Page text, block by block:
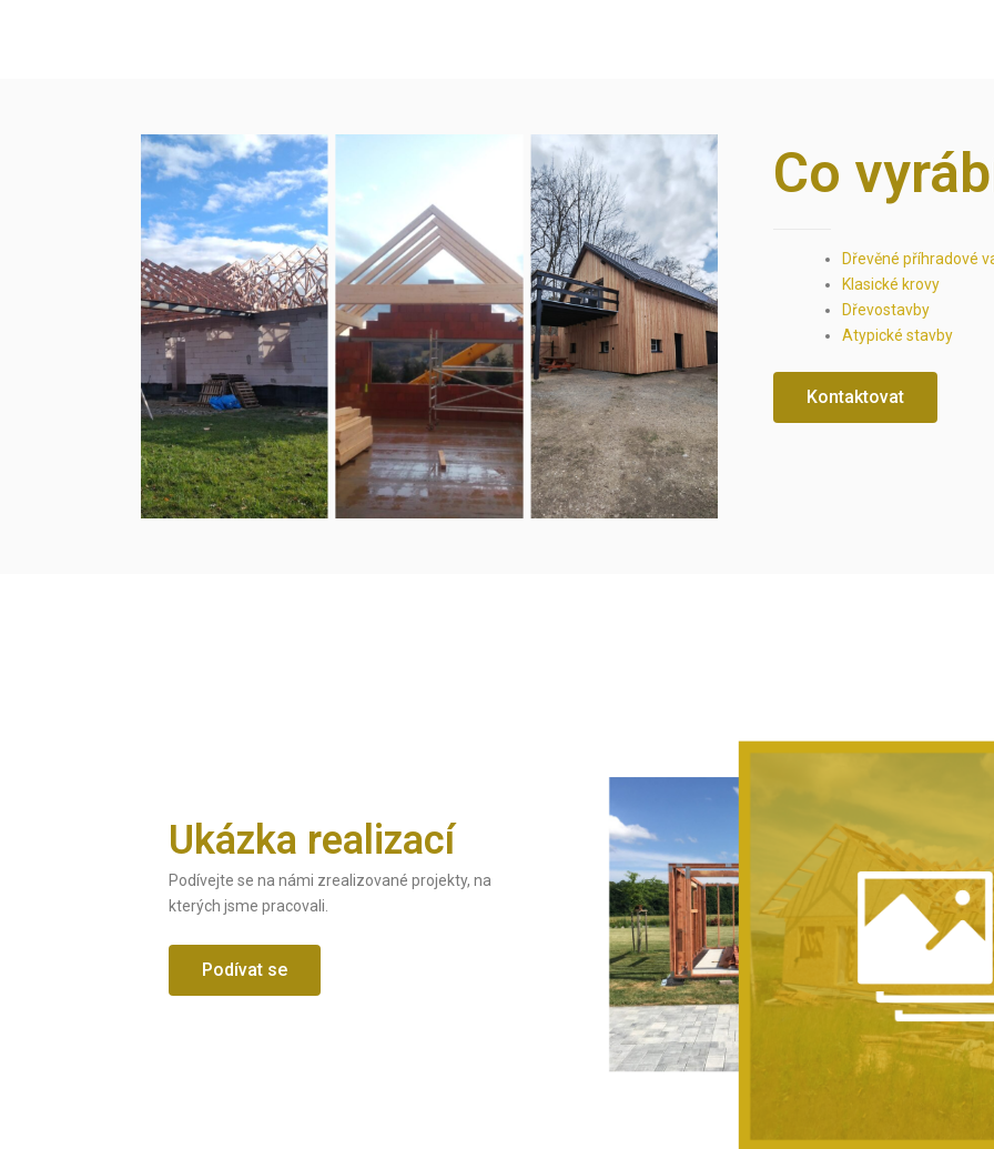
Co
Dřevěné příhradové
Klasické krovy
Dřevostavby
Atypické stavby
Kontaktovat
Ukázka realizací
Podívejte se na námi zrealizované projekty, na
kterých jsme pracovali.
Podívat se